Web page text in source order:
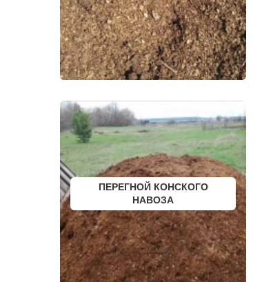
ДОМОДЕДОВО
ДОРОХОВО
ДРЕЗНА
ДРУЖБА
ДУБКИ
ДУБНА
ДУБОВАЯ РОЩА
ЖЕЛЕЗНОДОРОЖНЫЙ
ЖИЛЕВО
ЖУКОВСКИЙ
ЗАГОРЯНСКИЙ
ЗАПРУДНЯ
ЗАРАЙСК
ЗАРЕЧЬЕ
ЗВЕНИГОРОД
ЗЕЛЕНОГРАД
ЗЕЛЕНОГРАДСКИЙ
ЗНАМЯ ОКТЯБРЯ
ИВАНТЕЕВКА
ИКША
ИСТРА
КАЛИНИНЕЦ
КАШИРА
КИЕВСКИЙ
ПЕРЕГНОЙ КОНСКОГО
НАВОЗА